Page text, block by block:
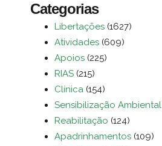
Categorias
Libertações (1627)
Atividades (609)
Apoios (225)
RIAS (215)
Clínica (154)
Sensibilização Ambiental
Reabilitação (124)
Apadrinhamentos (109)